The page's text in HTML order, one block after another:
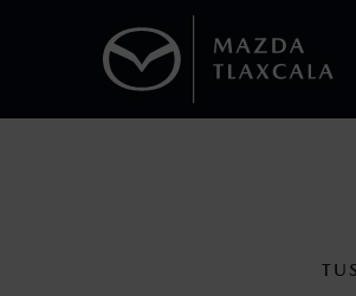
I.S.A.N., y pueden